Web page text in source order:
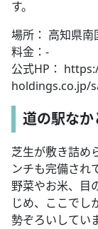
す。
場所： 高知県
料金：-
公式HP：
holdings.co.jp/
道の駅な
芝生が敷き詰め
ンチも完備され
野菜やお米、目
じめ、ここでし
勢ぞろいしてい